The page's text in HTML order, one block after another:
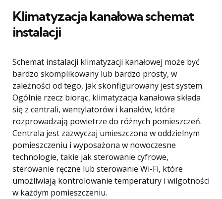
Klimatyzacja kanałowa schemat
instalacji
Schemat instalacji klimatyzacji kanałowej może być
bardzo skomplikowany lub bardzo prosty, w
zależności od tego, jak skonfigurowany jest system.
Ogólnie rzecz biorąc, klimatyzacja kanałowa składa
się z centrali, wentylatorów i kanałów, które
rozprowadzają powietrze do różnych pomieszczeń.
Centrala jest zazwyczaj umieszczona w oddzielnym
pomieszczeniu i wyposażona w nowoczesne
technologie, takie jak sterowanie cyfrowe,
sterowanie ręczne lub sterowanie Wi-Fi, które
umożliwiają kontrolowanie temperatury i wilgotności
w każdym pomieszczeniu.